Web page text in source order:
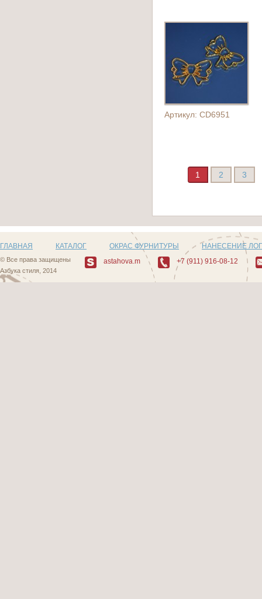
Артикул: CD6951
1 2 3
ГЛАВНАЯ КАТАЛОГ ОКРАС ФУРНИТУРЫ НАНЕСЕНИЕ
© Все права защищены
Азбука стиля, 2014
astahova.m +7 (911) 916-08-12